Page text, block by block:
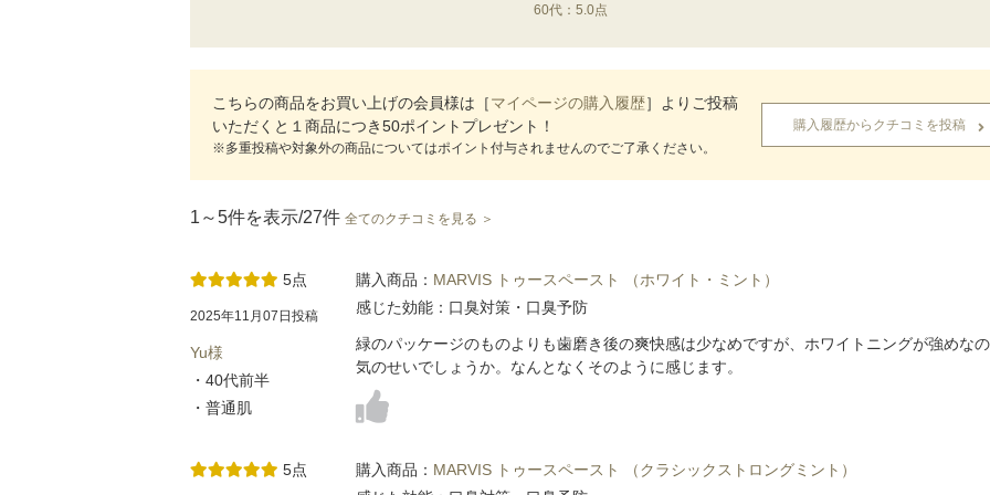
60代：5.0点
こちらの商品をお買い上げの会員様は［マイページの購入履歴］よりご投稿
いただくと１商品につき50ポイントプレゼント！
※多重投稿や対象外の商品についてはポイント付与されませんのでご了承ください。
購入履歴からクチコミを投稿
1～5件を表示/27件 全てのクチコミを見る ＞
5点
2025年11月07日投稿
Yu様
・40代前半
・普通肌
購入商品： MARVIS トゥースペースト （ホワイト・ミント）
感じた効能：口臭対策・口臭予防
緑のパッケージのものよりも歯磨き後の爽快感は少なめですが、ホワイトニングが強めな
気のせいでしょうか。なんとなくそのように感じます。
5点 購入商品： MARVIS トゥースペースト （クラシックストロングミント）